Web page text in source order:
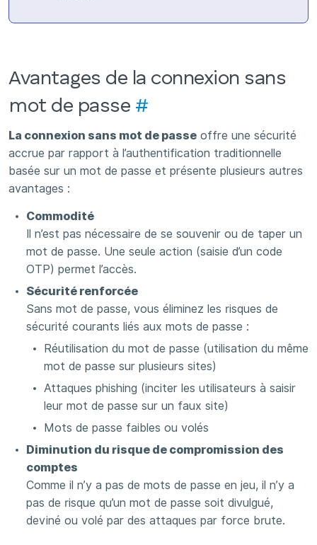
Avantages de la connexion sans
mot de passe #
La connexion sans mot de passe offre une sécurité
accrue par rapport à l’authentification traditionnelle
basée sur un mot de passe et présente plusieurs autres
avantages :
Commodité
Il n’est pas nécessaire de se souvenir ou de taper un
mot de passe. Une seule action (saisie d’un code
OTP) permet l’accès.
Sécurité renforcée
Sans mot de passe, vous éliminez les risques de
sécurité courants liés aux mots de passe :
Réutilisation du mot de passe (utilisation du même
mot de passe sur plusieurs sites)
Attaques phishing (inciter les utilisateurs à saisir
leur mot de passe sur un faux site)
Mots de passe faibles ou volés
Diminution du risque de compromission des
comptes
Comme il n’y a pas de mots de passe en jeu, il n’y a
pas de risque qu’un mot de passe soit divulgué,
deviné ou volé par des attaques par force brute.